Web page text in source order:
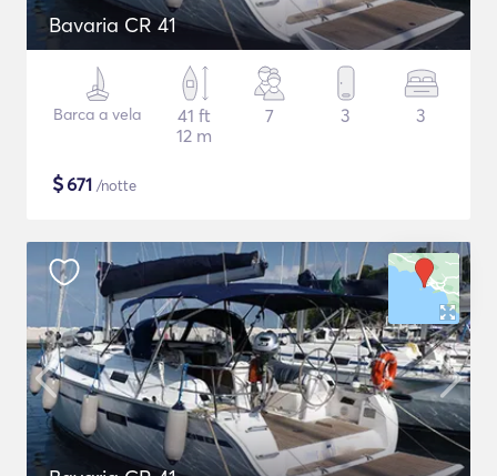
Bavaria CR 41
Barca a vela
41 ft
12 m
7 3 3
$671 /notte